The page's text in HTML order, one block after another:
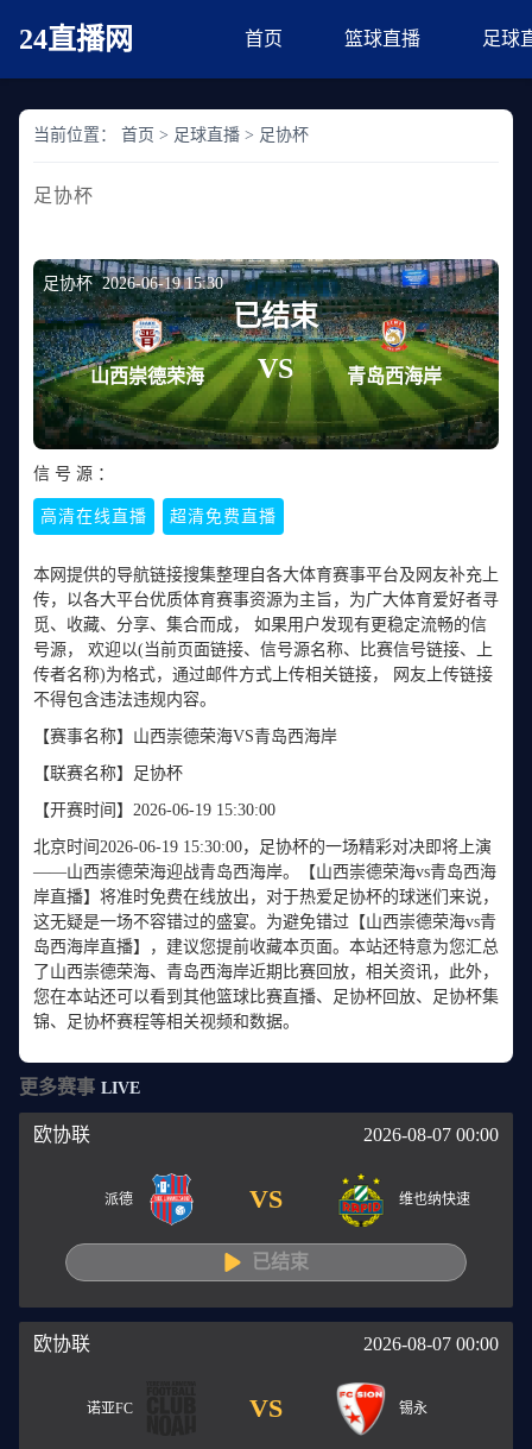
24直播网 首页 篮球直播 足球
当前位置： 首页 > 足球直播 > 足协杯
足协杯
足协杯 2026-06-19 15:30
山西崇德荣海
已结束
VS
青岛西海岸
信 号 源 ：
高清在线直播 超清免费直播
本网提供的导航链接搜集整理自各大体育赛事平台及网友补充上
传，以各大平台优质体育赛事资源为主旨，为广大体育爱好者寻
觅、收藏、分享、集合而成， 如果用户发现有更稳定流畅的信
号源， 欢迎以(当前页面链接、信号源名称、比赛信号链接、上
传者名称)为格式，通过邮件方式上传相关链接， 网友上传链接
不得包含违法违规内容。
【赛事名称】 山西崇德荣海VS青岛西海岸
【联赛名称】 足协杯
【开赛时间】 2026-06-19 15:30:00
北京时间2026-06-19 15:30:00，足协杯的一场精彩对决即将上演
——山西崇德荣海迎战青岛西海岸。【山西崇德荣海vs青岛西海
岸直播】将准时免费在线放出，对于热爱足协杯的球迷们来说，
这无疑是一场不容错过的盛宴。为避免错过【山西崇德荣海vs青
岛西海岸直播】，建议您提前收藏本页面。本站还特意为您汇总
了山西崇德荣海、青岛西海岸近期比赛回放，相关资讯，此外，
您在本站还可以看到其他篮球比赛直播、足协杯回放、足协杯集
锦、足协杯赛程等相关视频和数据。
更多赛事 LIVE
欧协联 2026-08-07 00:00
派德 VS 维也纳快速
已结束
欧协联 2026-08-07 00:00
诺亚FC VS 锡永